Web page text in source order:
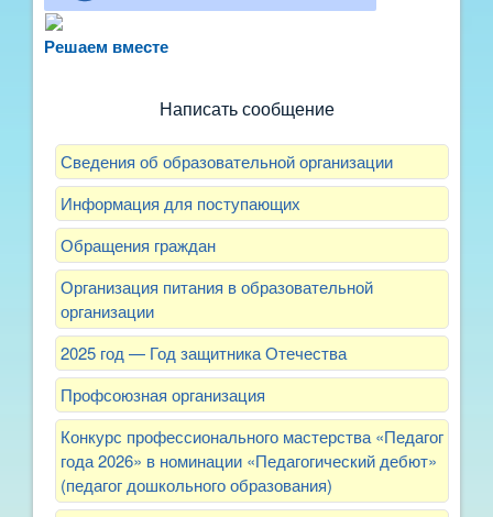
Решаем вместерассказать о воспитателях? Знаете, как
Написать сообщение
Сведения об образовательной организации
Информация для поступающих
Обращения граждан
Организация питания в образовательной
организации
2025 год — Год защитника Отечества
Профсоюзная организация
Конкурс профессионального мастерства «Педагог
года 2026» в номинации «Педагогический дебют»
(педагог дошкольного образования)